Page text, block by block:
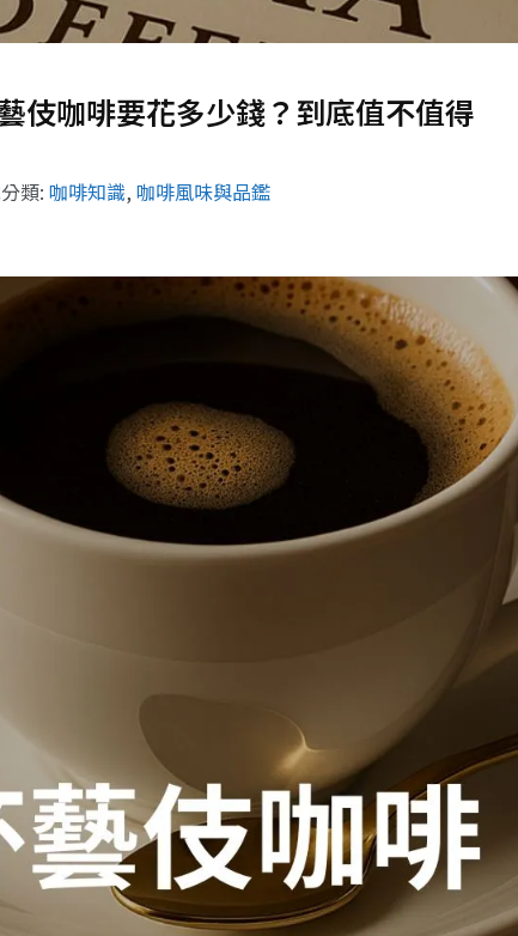
伎咖啡要花多少錢？到底值不值得
分類: 咖啡知識, 咖啡風味與品鑑